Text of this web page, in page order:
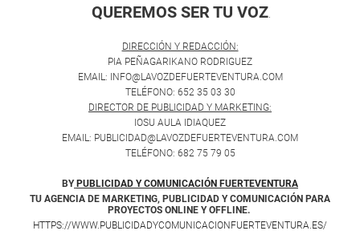
QUEREMOS SER TU VOZ.
DIRECCIÓN Y REDACCIÓN:
PIA PEÑAGARIKANO RODRIGUEZ
EMAIL: INFO@LAVOZDEFUERTEVENTURA.COM
TELÉFONO: 652 35 03 30
DIRECTOR DE PUBLICIDAD Y MARKETING:
IOSU AULA IDIAQUEZ
EMAIL: PUBLICIDAD@LAVOZDEFUERTEVENTURA.COM
TELÉFONO: 682 75 79 05
BY PUBLICIDAD Y COMUNICACIÓN FUERTEVENTURA
TU AGENCIA DE MARKETING, PUBLICIDAD Y COMUNICACIÓN PARA
PROYECTOS ONLINE Y OFFLINE.
HTTPS://WWW.PUBLICIDADYCOMUNICACIONFUERTEVENTURA.ES/